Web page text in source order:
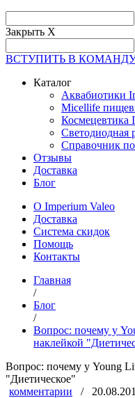
Закрыть Х
ВСТУПИТЬ В
Каталог
Аквабиотики
Micellife
Космецевтика
Светодиодная
Справочник
Отзывы
Доставка
Блог
О Imperium Valeo
Доставка
Система скидок
Помощь
Контакты
Главная
/
Блог
/
Вопрос: почему у
наклейкой
Вопрос: почему у Young
"Диетическое"
комментарии
/